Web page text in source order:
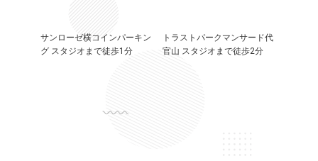
サンローゼ横コインパーキン
グ スタジオまで徒歩1分
トラストパークマンサード代
官山 スタジオまで徒歩2分